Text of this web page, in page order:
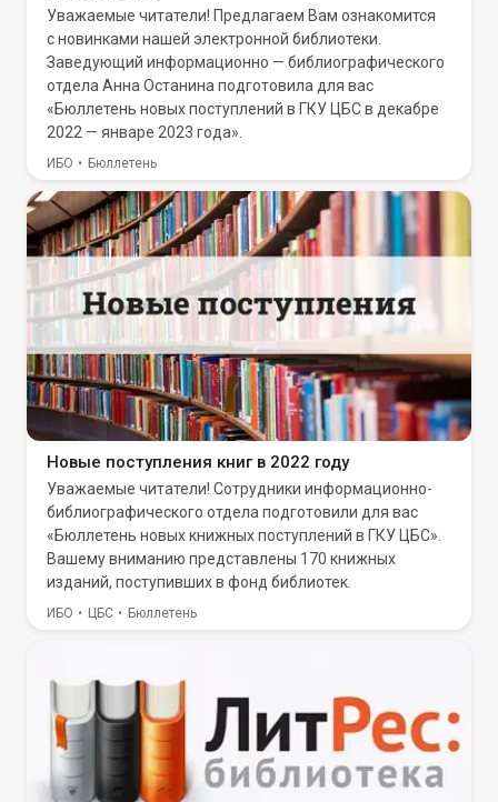
Уважаемые читатели! Предлагаем Вам ознакомится
с новинками нашей электронной библиотеки.
Заведующий информационно — библиографического
отдела Анна Останина подготовила для вас
«Бюллетень новых поступлений в ГКУ ЦБС в декабре
2022 — январе 2023 года».
ИБО Бюллетень
Новые поступления книг в 2022 году
Уважаемые читатели! Сотрудники информационно-
библиографического отдела подготовили для вас
«Бюллетень новых книжных поступлений в ГКУ ЦБС».
Вашему вниманию представлены 170 книжных
изданий, поступивших в фонд библиотек.
ИБО ЦБС Бюллетень